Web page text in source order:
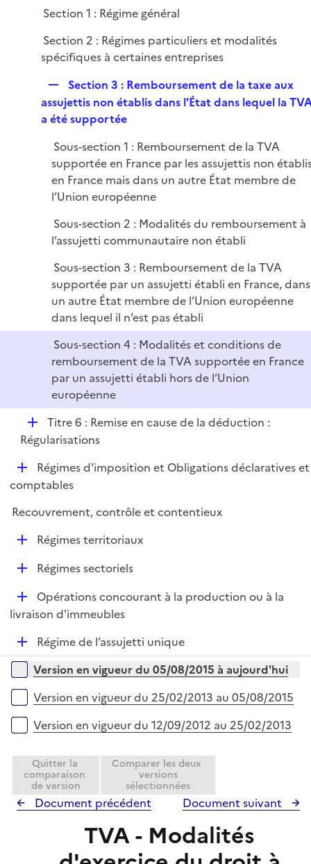
r p
r
Section 1 : Régime général
Section 2 : Régimes particuliers et modalités
spécifiques à certaines entreprises
e
p
i
e
r
Section 3 : Remboursement de la taxe aux
assujettis non établis dans l'État dans lequel la
a été supportée
Sous-section 1 : Remboursement de la TVA
supportée en France par les assujettis non
en France mais dans un autre État membre de
l’Union européenne
Sous-section 2 : Modalités du remboursement à
l’assujetti communautaire non établi
Sous-section 3 : Remboursement de la TVA
supportée par un assujetti établi en France, dans
un autre État membre de l’Union européenne
dans lequel il n’est pas établi
Sous-section 4 : Modalités et conditions de
remboursement de la TVA supportée en France
par un assujetti établi hors de l’Union
européenne
D
é
l
i
r
Titre 6 : Remise en cause de la déduction :
Régularisations
D
é
l
Régimes d'imposition et Obligations déclaratives et
comptables
Recouvrement, contrôle et contentieux
D
e
Régimes territoriaux
D
l
r
Régimes sectoriels
D
é
e
r
Opérations concourant à la production ou à la
livraison d'immeubles
D
é
p
e
Régime de l’assujetti unique
Versions sur la période
Version en vigueur du 05/08/2015 à aujourd'hui
Version en vigueur du 25/02/2013 au 05/08/2015
Version en vigueur du 12/09/2012 au 25/02/2013
Quitter la
comparaison
de version
Comparer les deux
versions
sélectionnées
Document précédent Document suivant
TVA - Modalités